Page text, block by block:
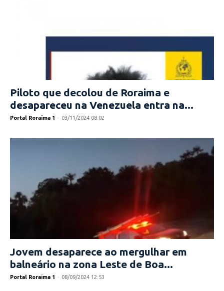
Piloto que decolou de Roraima e
desapareceu na Venezuela entra na...
Portal Roraima 1 - 03/11/2024 08:02
Jovem desaparece ao mergulhar em
balneário na zona Leste de Boa...
Portal Roraima 1 - 08/09/2024 12:53